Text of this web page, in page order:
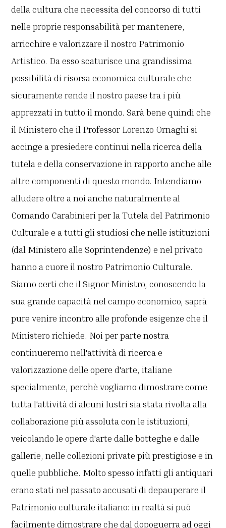
della cultura che necessita del concorso di tutti
nelle proprie responsabilità per mantenere,
arricchire e valorizzare il nostro Patrimonio
Artistico. Da esso scaturisce una grandissima
possibilità di risorsa economica culturale che
sicuramente rende il nostro paese tra i più
apprezzati in tutto il mondo. Sarà bene quindi che
il Ministero che il Professor Lorenzo Ornaghi si
accinge a presiedere continui nella ricerca della
tutela e della conservazione in rapporto anche alle
altre componenti di questo mondo. Intendiamo
alludere oltre a noi anche naturalmente al
Comando Carabinieri per la Tutela del Patrimonio
Culturale e a tutti gli studiosi che nelle istituzioni
(dal Ministero alle Soprintendenze) e nel privato
hanno a cuore il nostro Patrimonio Culturale.
Siamo certi che il Signor Ministro, conoscendo la
sua grande capacità nel campo economico, saprà
pure venire incontro alle profonde esigenze che il
Ministero richiede. Noi per parte nostra
continueremo nell'attività di ricerca e
valorizzazione delle opere d'arte, italiane
specialmente, perchè vogliamo dimostrare come
tutta l'attività di alcuni lustri sia stata rivolta alla
collaborazione più assoluta con le istituzioni,
veicolando le opere d'arte dalle botteghe e dalle
gallerie, nelle collezioni private più prestigiose e in
quelle pubbliche. Molto spesso infatti gli antiquari
erano stati nel passato accusati di depauperare il
Patrimonio culturale italiano: in realtà si può
facilmente dimostrare che dal dopoguerra ad oggi